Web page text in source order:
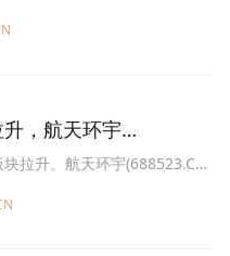
，中天火箭(003009.CN)跌
跌5.31%报55.14元，中国
，航天环宇
拉升。航天环宇(688523.CN)
元，中国卫星(600118.CN)
涨10.00%报32.88元，